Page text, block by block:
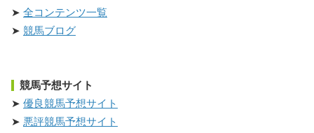
全コンテンツ一覧
競馬ブログ
競馬予想サイト
優良競馬予想サイト
悪評競馬予想サイト